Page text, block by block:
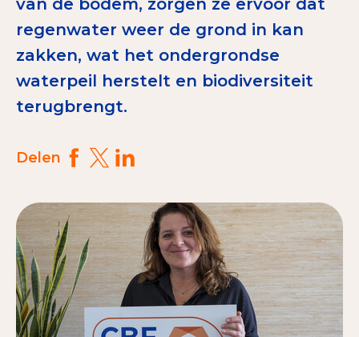
CBF-publicaties
State of the Sector
Het Nederlandse Donateurspanel
Contact & Signalen
Check keurmerk goede doelen
Collecterooster/wervingrooster
regenwater weer de grond in kan
zakken, wat het ondergrondse
waterpeil herstelt en biodiversiteit
terugbrengt.
Delen